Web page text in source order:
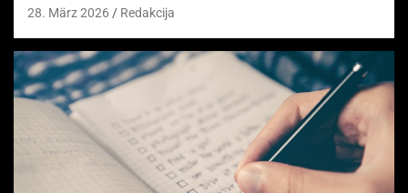
28. März 2026 Redakcija